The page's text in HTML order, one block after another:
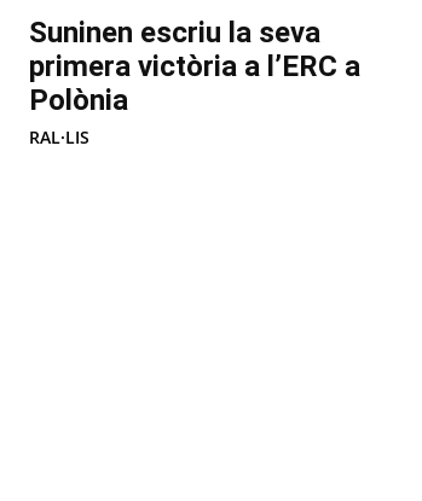
Suninen escriu la seva
primera victòria a l’ERC a
Polònia
RAL·LIS